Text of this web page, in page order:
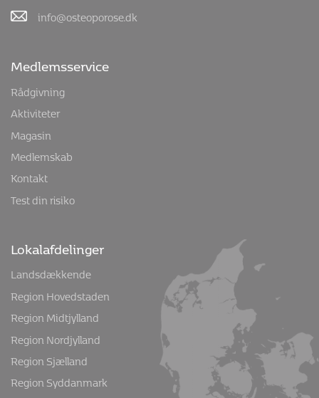
Osteoporoseforeningen - landsforeningen mod
Park Allé 5, 1. tv.
8000 Aarhus C
Mandag og onsdag kl. 9-13.30, tirsdag kl. 8-13 og torsdag
kl. 13-18
info@osteoporose.dk
Medlemsservice
Rådgivning
Aktiviteter
Magasin
Medlemskab
Kontakt
Test din risiko